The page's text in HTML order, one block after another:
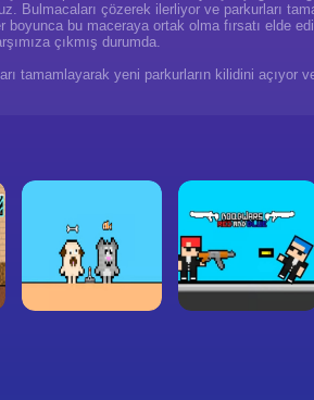
Bulmacaları çözerek ilerliyor ve parkurları
boyunca bu maceraya ortak olma fırsatı elde
çıkmış durumda.
tamamlayarak yeni parkurların kilidini açıyor